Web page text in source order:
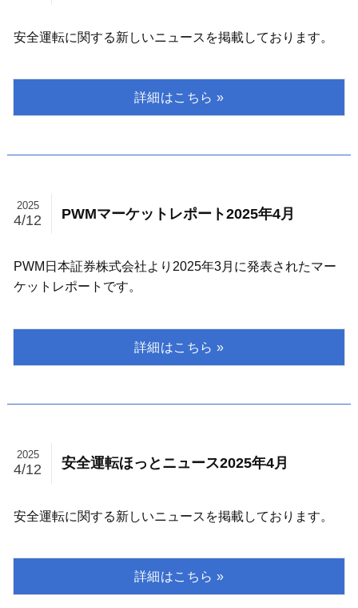
安全運転に関する新しいニュースを掲載しております。
PWMマーケットレポート2025年4月
2025
4/12
PWM日本証券株式会社より2025年3月に発表されたマー
ケットレポートです。
安全運転ほっとニュース2025年4月
2025
4/12
安全運転に関する新しいニュースを掲載しております。